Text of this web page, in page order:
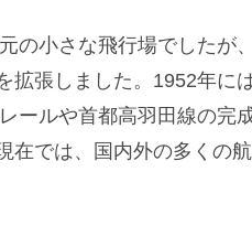
の小さな飛行場でしたが
拡張しました。1952年に
ールや首都高羽田線の完
在では、国内外の多くの